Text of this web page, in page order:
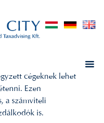
cégeknek lehet
Ezen
a számviteli
is.